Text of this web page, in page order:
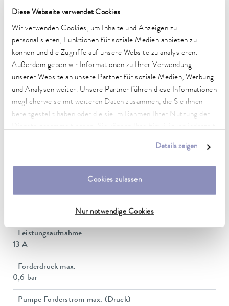
Diese Webseite verwendet Cookies
Wir verwenden Cookies, um Inhalte und Anzeigen zu
personalisieren, Funktionen für soziale Medien anbieten zu
können und die Zugriffe auf unsere Website zu analysieren.
Außerdem geben wir Informationen zu Ihrer Verwendung
unserer Website an unsere Partner für soziale Medien, Werbung
und Analysen weiter. Unsere Partner führen diese Informationen
möglicherweise mit weiteren Daten zusammen, die Sie ihnen
bereitgestellt haben oder die sie im Rahmen Ihrer Nutzung der
Details zeigen
Cookies zulassen
Nur notwendige Cookies
Technische Merkmale (nach
DIN 12876)
Arbeitstemperaturbereich
-15 ... 200 °C
Umgebungstemperaturbereich
5 ... 40 °C
Heizleistung max.
Leistungsaufnahme
13 A
Förderdruck max.
0,6 bar
Pumpe Förderstrom max. (Druck)